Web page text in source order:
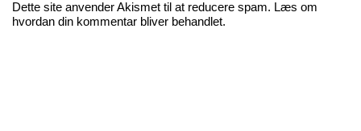
Dette site anvender Akismet til at reducere spam. Læs om
hvordan din kommentar bliver behandlet.